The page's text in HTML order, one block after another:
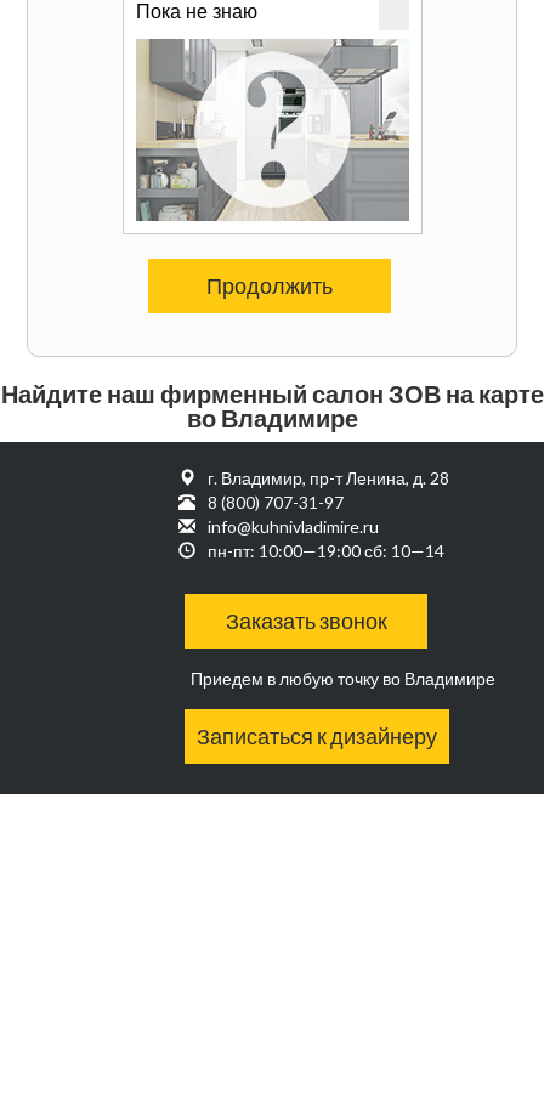
Пока не знаю
Продолжить
Найдите наш фирменный салон ЗОВ на карте
во Владимире
г. Владимир, пр-т Ленина, д. 28
8 (800) 707-31-97
info@kuhnivladimire.ru
пн-пт: 10:00—19:00 сб: 10—14
Заказать звонок
Приедем в любую точку во Владимире
Записаться к дизайнеру